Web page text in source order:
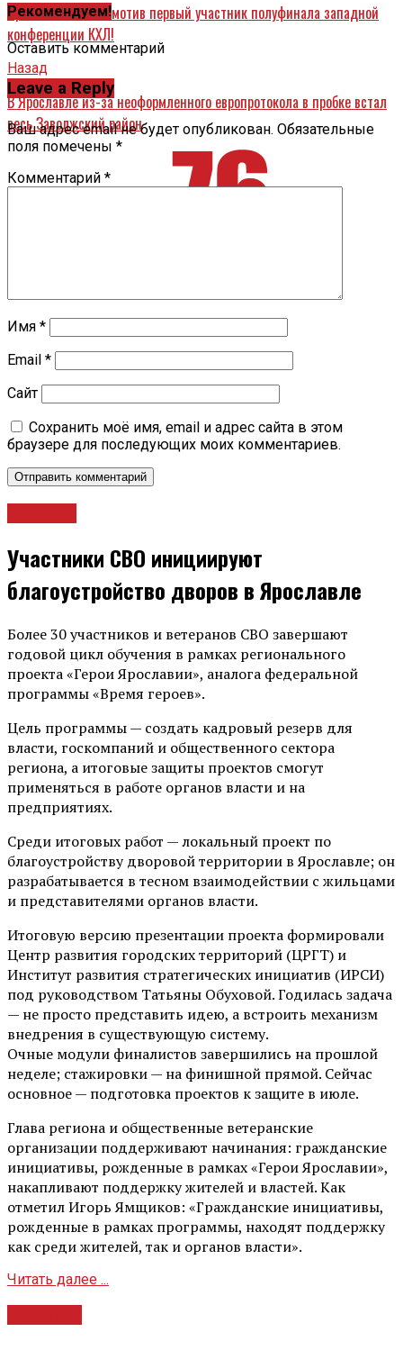
Ярославский Локомотив первый участник полуфинала западной
конференции КХЛ!
Назад
В Ярославле из-за неоформленного европротокола в пробке встал
весь Заволжский район
Рекомендуем!
Оставить комментарий
Leave a Reply
Ваш адрес email не будет опубликован. Обязательные
поля помечены *
Комментарий *
Имя *
Email *
Сайт
Сохранить моё имя, email и адрес сайта в этом
браузере для последующих моих комментариев.
Участники СВО инициируют
благоустройство дворов в Ярославле
Более 30 участников и ветеранов СВО завершают
годовой цикл обучения в рамках регионального
проекта «Герои Ярославии», аналога федеральной
программы «Время героев».
Цель программы — создать кадровый резерв для
власти, госкомпаний и общественного сектора
региона, а итоговые защиты проектов смогут
применяться в работе органов власти и на
предприятиях.
Среди итоговых работ — локальный проект по
благоустройству дворовой территории в Ярославле; он
разрабатывается в тесном взаимодействии с жильцами
и представителями органов власти.
Итоговую версию презентации проекта формировали
Центр развития городских территорий (ЦРГТ) и
Институт развития стратегических инициатив (ИРСИ)
под руководством Татьяны Обуховой. Годилась задача
— не просто представить идею, а встроить механизм
внедрения в существующую систему.
Очные модули финалистов завершились на прошлой
неделе; стажировки — на финишной прямой. Сейчас
основное — подготовка проектов к защите в июле.
Глава региона и общественные ветеранские
организации поддерживают начинания: гражданские
инициативы, рожденные в рамках «Герои Ярославии»,
накапливают поддержку жителей и властей. Как
отметил Игорь Ямщиков: «Гражданские инициативы,
рожденные в рамках программы, находят поддержку
как среди жителей, так и органов власти».
Читать далее ...